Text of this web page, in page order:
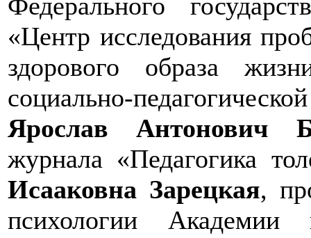
«Центр исследования
здорового образа
социально-
Ярослав Антонович
журнала «Педагогика
Исааковна Зарецкая,
психологии